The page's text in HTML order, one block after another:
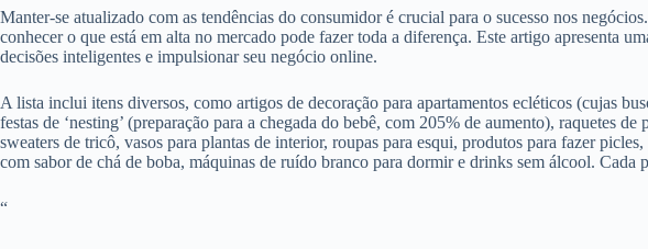
Manter-se atualizado com as tendências do consumidor é crucial para o sucesso nos
conhecer o que está em alta no mercado pode fazer toda a diferença. Este artigo apresenta
decisões inteligentes e impulsionar seu negócio online.
A lista inclui itens diversos, como artigos de decoração para apartamentos ecléticos (cujas
festas de ‘nesting’ (preparação para a chegada do bebê, com 205% de aumento), raquetes
sweaters de tricô, vasos para plantas de interior, roupas para esqui, produtos para fazer
com sabor de chá de boba, máquinas de ruído branco para dormir e drinks sem álcool. Cada
“